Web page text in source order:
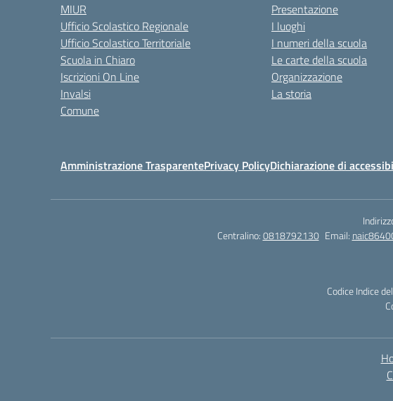
MIUR
Ufficio Scolastico Regionale
Ufficio Scolastico Territoriale
Scuola in Chiaro
Iscrizioni On Line
Invalsi
Comune
Presentazione
I luoghi
I numeri della scuola
Le carte della scuola
Organizzazione
La storia
Amministrazione TrasparentePrivacy PolicyDichiarazione di
Centralino:0818792130 Email:
Codice Indice